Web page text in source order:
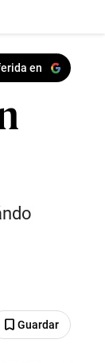
en
Guardar